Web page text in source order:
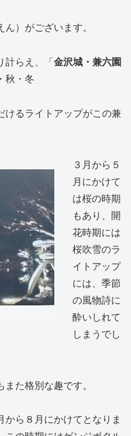
）がございます。
計らえ、「 金沢城・兼六園
秋・冬
けるライトアップがこの兼
３月から５
月にかけて
は桜の時期
もあり、開
花時期には
桜吹雪のラ
イトアップ
には、季節
の風物詩に
酔いしれて
しまうでし
た格別な趣です。
から８月にかけてとなりま